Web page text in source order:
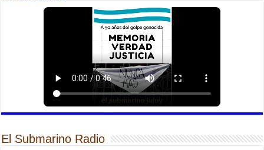
El Submarino Radio